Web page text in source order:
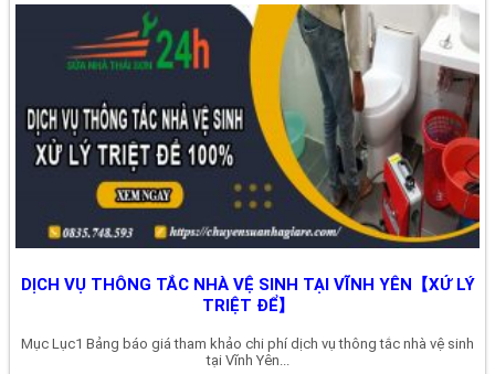
DỊCH VỤ THÔNG TẮC NHÀ VỆ SINH TẠI VĨNH YÊN【XỬ LÝ
TRIỆT ĐỂ】
Mục Lục1 Bảng báo giá tham khảo chi phí dịch vụ thông tắc nhà vệ sinh
tại Vĩnh Yên...